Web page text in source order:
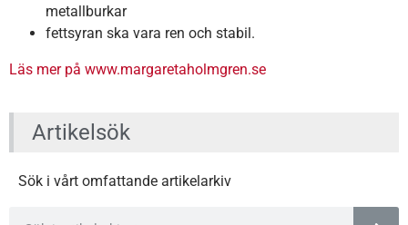
metallburkar
fettsyran ska vara ren och stabil.
Läs mer på www.margaretaholmgren.se
Artikelsök
Sök i vårt omfattande artikelarkiv